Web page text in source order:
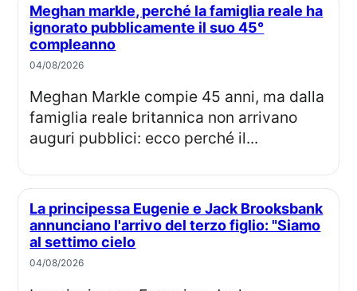
Meghan markle, perché la famiglia reale ha
ignorato pubblicamente il suo 45°
compleanno
04/08/2026
Meghan Markle compie 45 anni, ma dalla
famiglia reale britannica non arrivano
auguri pubblici: ecco perché il...
La principessa Eugenie e Jack Brooksbank
annunciano l'arrivo del terzo figlio: "Siamo
al settimo cielo
04/08/2026